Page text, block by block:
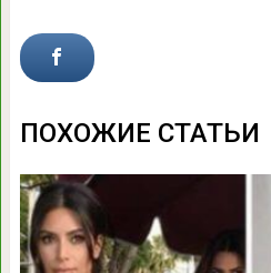
ПОХОЖИЕ СТАТЬИ